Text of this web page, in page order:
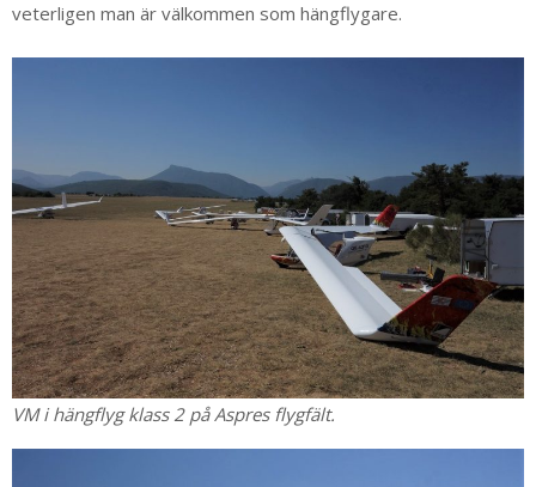
veterligen man är välkommen som hängflygare.
VM i hängflyg klass 2 på Aspres flygfält.